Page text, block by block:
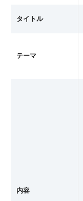
タイトル
テーマ
内容